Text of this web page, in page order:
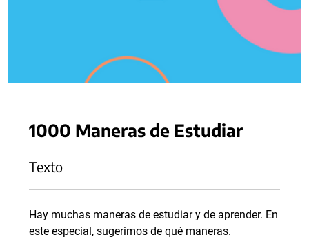
1000 Maneras de Estudiar
Texto
Hay muchas maneras de estudiar y de aprender. En
este especial, sugerimos de qué maneras.